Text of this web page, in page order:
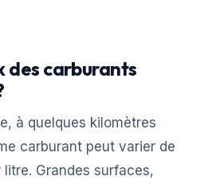
des carburants
à quelques kilomètres
carburant peut varier de
Grandes surfaces,